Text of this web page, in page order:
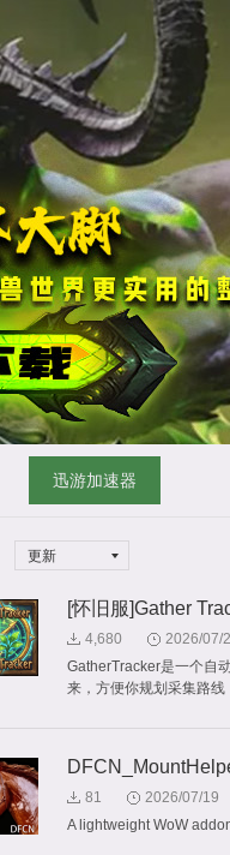
迅游加速器
更新
[怀旧服]Gather
4,680
2026/07/
GatherTracker是一个自
来，方便你规划采集路线
81
2026/07/19
A lightweight WoW